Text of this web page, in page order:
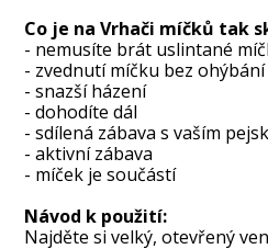
Co je na Vrhači míčků tak
- nemusíte brát uslintané
- zvednutí míčku bez ohýbání
- snazší házení
- dohodíte dál
- sdílená zábava s vaším
- aktivní zábava
- míček je součástí
Návod k použití:
Najděte si velký, otevřený